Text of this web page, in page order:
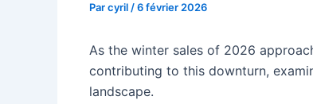
Parcyril /6 février 2026
As the winter sales of 2026
contributing to this downturn,
landscape.